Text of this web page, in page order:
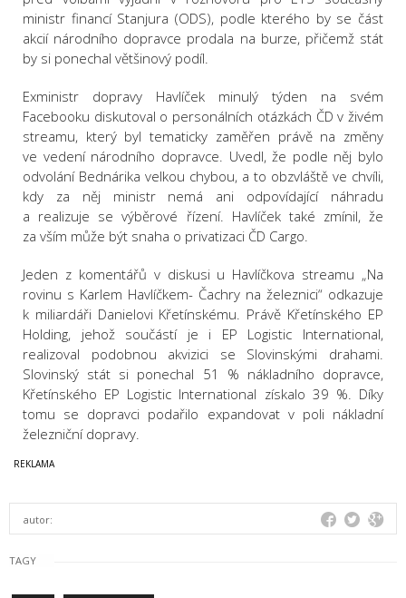
ministr financí Stanjura (ODS), podle kterého by se část
akcií národního dopravce prodala na burze, přičemž stát
by si ponechal většinový podíl.
Exministr dopravy Havlíček minulý týden na svém
Facebooku diskutoval o personálních otázkách ČD v živém
streamu, který byl tematicky zaměřen právě na změny
ve vedení národního dopravce. Uvedl, že podle něj bylo
odvolání Bednárika velkou chybou, a to obzvláště ve chvíli,
kdy za něj ministr nemá ani odpovídající náhradu
a realizuje se výběrové řízení. Havlíček také zmínil, že
za vším může být snaha o privatizaci ČD Cargo.
Jeden z komentářů v diskusi u Havlíčkova streamu „Na
rovinu s Karlem Havlíčkem- Čachry na železnici“ odkazuje
k miliardáři Danielovi Křetínskému. Právě Křetínského EP
Holding, jehož součástí je i EP Logistic International,
realizoval podobnou akvizici se Slovinskými drahami.
Slovinský stát si ponechal 51 % nákladního dopravce,
Křetínského EP Logistic International získalo 39 %. Díky
tomu se dopravci podařilo expandovat v poli nákladní
železniční dopravy.
autor:
TAGY